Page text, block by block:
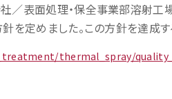
表面処理・保全事業部溶射工
を定めました。この方針を達成
thermal_spray/